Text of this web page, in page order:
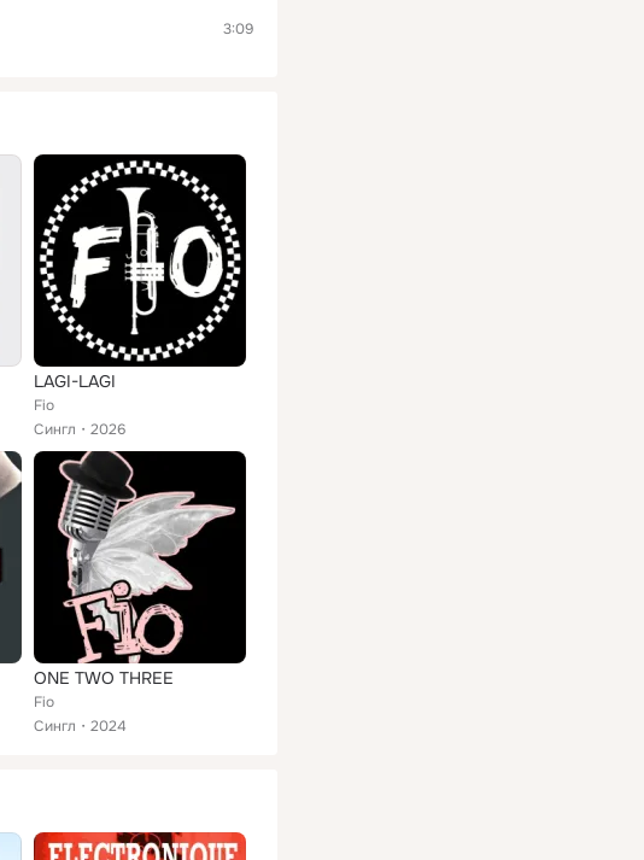
3:09
LAGI-LAGI
Fio
Сингл
2026
ONE TWO THREE
Fio
Сингл
2024